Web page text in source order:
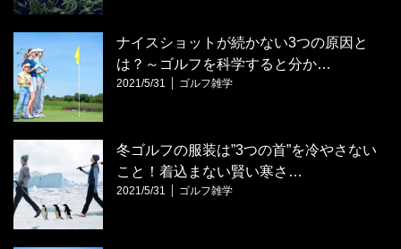
ナイスショットが続かない3つの原因と
は？～ゴルフを科学すると分か…
2021/5/31 ゴルフ雑学
冬ゴルフの服装は”3つの首”を冷やさない
こと！着込まない賢い寒さ…
2021/5/31 ゴルフ雑学